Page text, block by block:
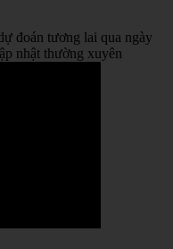
đoán tương lai qua ngày
nhật thường xuyên